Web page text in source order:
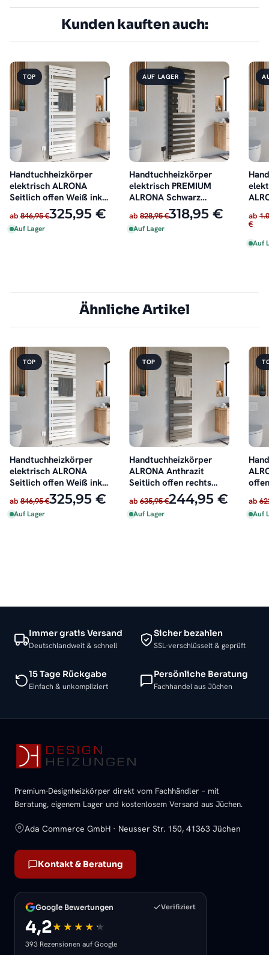
Kunden kauften auch:
TOP
Handtuchheizkörper
elektrisch ALRONA
Seitlich offen Weiß inkl.
ab 846,95 €325,95 €
Auf Lager
AUF LAGER
Handtuchheizkörper
elektrisch PREMIUM
ALRONA Schwarz
Seitlich offen rechts
oder links inkl. Heizstab
ab 828,95 €318,95 €
Auf Lager
ab
€
Auf
Ähnliche Artikel
TOP
Handtuchheizkörper
elektrisch ALRONA
Seitlich offen Weiß inkl.
ab 846,95 €325,95 €
Auf Lager
TOP
Handtuchheizkörper
ALRONA Anthrazit
Seitlich offen rechts
oder links
ab 635,95 €244,95 €
Auf Lager
ab
Auf
Immer gratis Versand
Deutschlandweit & schnell
Sicher bezahlen
SSL-verschlüsselt & geprüft
15 Tage Rückgabe
Einfach & unkompliziert
Persönliche Beratung
Fachhandel aus Jüchen
Premium-Designheizkörper direkt vom Fachhändler – mit
Beratung, eigenem Lager und kostenlosem Versand aus Jüchen.
Ada Commerce GmbH · Neusser Str. 150, 41363 Jüchen
Kontakt & Beratung
Google Bewertungen Verifiziert
4,2
393 Rezensionen auf Google